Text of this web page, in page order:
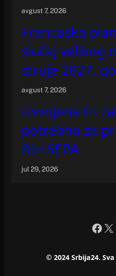
avgust 7, 2026
Francuska
slučaj velikog
struje 2027.
avgust 7, 2026
Usvojena tri
potrebna za
BiH SEPA
jul 29, 2026
X
© 2024 Srbija24.